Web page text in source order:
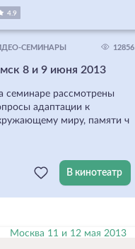
4.9
СЕМИНАРЫ 12856
8 и 9 июня 2013
семинаре рассмотрены
адаптации к
миру, памяти ч
В кинотеатр